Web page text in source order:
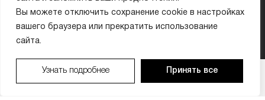
Вы можете отключить сохранение cookie в настройках
вашего браузера или прекратить использование
сайта.
Узнать подробнее Принять все
С ИНСТРУКЦИЕЙ ИЛИ ПРОКОНСУЛЬТИРУЙТЕСЬ С ВРАЧОМ.
ВАШ БОНУС:
0₽
Организатор акции: ООО «МИССИС ЛЭ» (ИНН 9704018410). Период проведения: с 01.01.2026
по 31.12.2026. Бонусы предоставляются в виде скидки на услуги клиники. Бонусы не